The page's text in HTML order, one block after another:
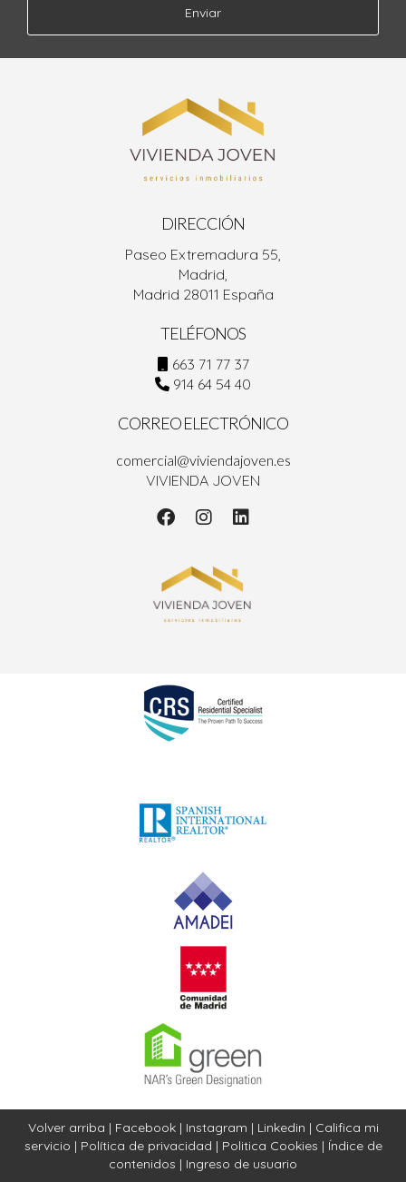
Enviar
DIRECCIÓN
Paseo Extremadura 55,
Madrid,
Madrid 28011 España
TELÉFONOS
663 71 77 37
914 64 54 40
CORREO ELECTRÓNICO
comercial@viviendajoven.es
VIVIENDA JOVEN
Volver arriba | Facebook| Instagram | Linkedin | Califica mi
servicio | Política de privacidad | Politica Cookies | Índice de
contenidos | Ingreso de usuario